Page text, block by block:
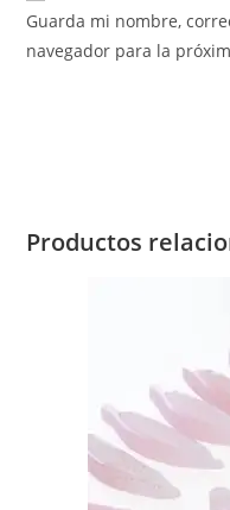
Guarda mi nombre,
navegador para la
Productos